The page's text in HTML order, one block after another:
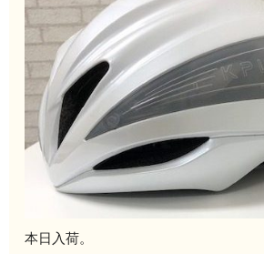
本日入荷。